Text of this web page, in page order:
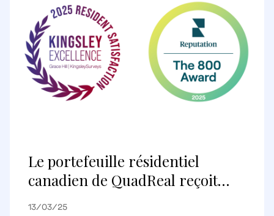
Le portefeuille résidentiel
canadien de QuadReal reçoit
plusieurs prix pour la
13/03/25